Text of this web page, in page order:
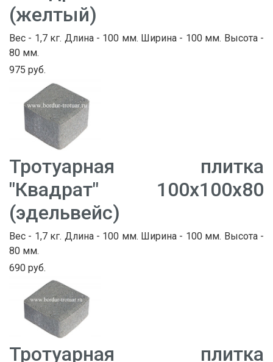
(желтый)
Вес - 1,7 кг. Длина - 100 мм. Ширина - 100 мм. Высота -
80 мм.
975 руб.
Тротуарная плитка
"Квадрат" 100х100х80
(эдельвейс)
Вес - 1,7 кг. Длина - 100 мм. Ширина - 100 мм. Высота -
80 мм.
690 руб.
Тротуарная плитка